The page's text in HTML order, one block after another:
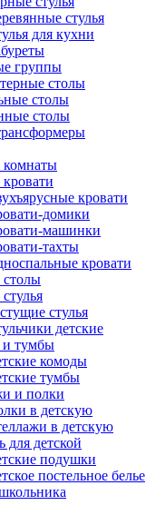
стулья
для кухни
группы
столы
столы
столы
комнаты
кровати
домики
машинки
тахты
кровати
столы
стулья
детские
тумбы
комоды
тумбы
и полки
в детскую
в детскую
для детской
подушки
постельное белье